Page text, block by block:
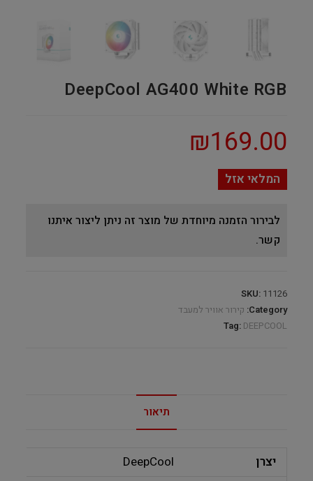
DeepCool AG400 White RGB
₪169.00
המלאי אזל
לבירור הזמנה מיוחדת של מוצר זה ניתן ליצור איתנו
קשר.
SKU: 11126
Category: קירור אוויר למעבד
Tag: DEEPCOOL
תיאור
יצרן
DeepCool